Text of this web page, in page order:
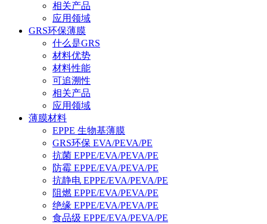
相关产品
应用领域
GRS环保薄膜
什么是GRS
材料优势
材料性能
可追溯性
相关产品
应用领域
薄膜材料
EPPE 生物基薄膜
GRS环保 EVA/PEVA/PE
抗菌 EPPE/EVA/PEVA/PE
防霉 EPPE/EVA/PEVA/PE
抗静电 EPPE/EVA/PEVA/PE
阻燃 EPPE/EVA/PEVA/PE
绝缘 EPPE/EVA/PEVA/PE
食品级 EPPE/EVA/PEVA/PE